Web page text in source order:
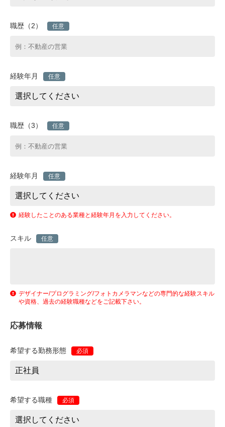
職歴（2） 任意
経験年月 任意
職歴（3） 任意
経験年月 任意
経験したことのある業種と経験年月を入力してください。
スキル 任意
デザイナー/プログラミング/フォトカメラマンなどの専門的な経験スキル
や資格、過去の経験職種などをご記載下さい。
応募情報
希望する勤務形態 必須
希望する職種 必須